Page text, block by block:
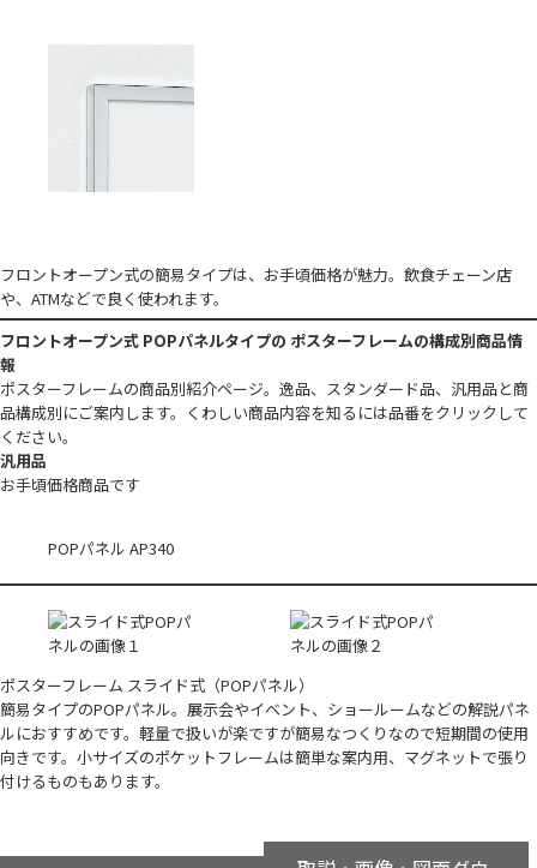
フロントオープン式の簡易タイプは、お手頃価格が魅力。飲食チェーン店
や、ATMなどで良く使われます。
フロントオープン式 POPパネルタイプの ポスターフレームの構成別商品情
報
ポスターフレームの商品別紹介ページ。逸品、スタンダード品、汎用品と商
品構成別にご案内します。くわしい商品内容を知るには品番をクリックして
ください。
汎用品
お手頃価格商品です
POPパネル AP340
ポスターフレーム スライド式（POPパネル）
簡易タイプのPOPパネル。展示会やイベント、ショールームなどの解説パネ
ルにおすすめです。軽量で扱いが楽ですが簡易なつくりなので短期間の使用
向きです。小サイズのポケットフレームは簡単な案内用、マグネットで張り
付けるものもあります。